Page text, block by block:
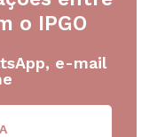
o IPGO
e-mail